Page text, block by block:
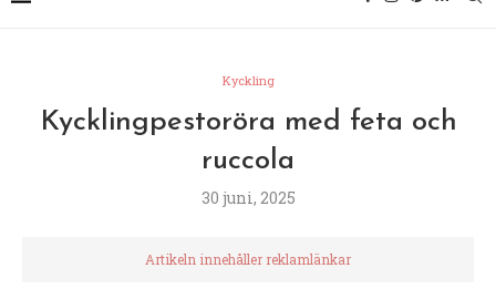
Kyckling
Kycklingpestoröra med feta och
ruccola
30 juni, 2025
Artikeln innehåller reklamlänkar